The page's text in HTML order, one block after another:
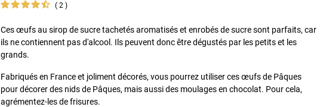
2
Ces œufs au sirop de sucre tachetés aromatisés et enrobés de sucre sont parfaits, car
ils ne contiennent pas d'alcool. Ils peuvent donc être dégustés par les petits et les
grands.
Fabriqués en France et joliment décorés, vous pourrez utiliser ces œufs de Pâques
pour décorer des nids de Pâques, mais aussi des moulages en chocolat. Pour cela,
agrémentez-les de frisures.